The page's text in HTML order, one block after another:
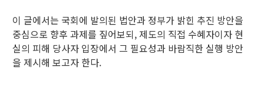
이 글에서는 국회에 발의된 법안과 정부가 밝힌 추진 방안을
중심으로 향후 과제를 짚어보되, 제도의 직접 수혜자이자 현
실의 피해 당사자 입장에서 그 필요성과 바람직한 실행 방안
을 제시해 보고자 한다.